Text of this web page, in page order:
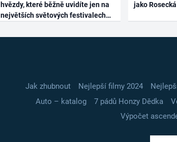
hvězdy, které běžně uvidíte jen na
největších světových festivalech
jako Rosecká
Jak zhubnout Nejlepší filmy 2024
Auto – katalog
7 pádů Honzy Dědka
Výpočet